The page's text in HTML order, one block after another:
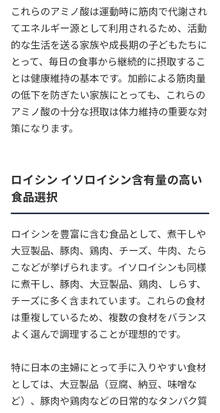
これらのアミノ酸は運動時に筋肉で代謝され
てエネルギー源として利用されるため、活動
的な生活を送る家族や成長期の子どもたちに
とって、毎日の食事から継続的に摂取するこ
とは健康維持の基本です。加齢による筋肉量
の低下を防ぎたい家族にとっても、これらの
アミノ酸の十分な摂取は体力維持の重要な対
策になります。
ロイシン イソロイシン含有量の高い
食品選択
ロイシンを豊富に含む食品として、煮干しや
大豆製品、豚肉、鶏肉、チーズ、牛肉、たら
こなどが挙げられます。イソロイシンも同様
に煮干し、豚肉、大豆製品、鶏肉、しらす、
チーズに多く含まれています。これらの食材
は重複しているため、複数の食材をバランス
よく選んで調理することが理想的です。
特に日本の主婦にとって手に入りやすい食材
としては、大豆製品（豆腐、納豆、味噌な
ど）、豚肉や鶏肉などの日常的なタンパク質